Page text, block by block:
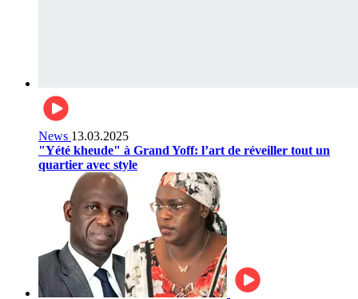
News 13.03.2025
"Yété kheude" à Grand Yoff: l’art de réveiller tout un
quartier avec style